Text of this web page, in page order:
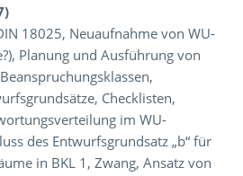
18025, Neuaufnahme von WU-
Planung und Ausführung von
Checklisten,
im WU-
des Entwurfsgrundsatz „b“ für
in BKL 1, Zwang, Ansatz von